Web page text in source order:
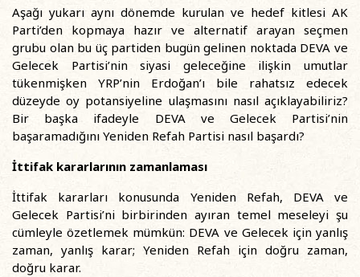
Aşağı yukarı aynı dönemde kurulan ve hedef kitlesi AK
Parti’den kopmaya hazır ve alternatif arayan seçmen
grubu olan bu üç partiden bugün gelinen noktada DEVA ve
Gelecek Partisi’nin siyasi geleceğine ilişkin umutlar
tükenmişken YRP’nin Erdoğan’ı bile rahatsız edecek
düzeyde oy potansiyeline ulaşmasını nasıl açıklayabiliriz?
Bir başka ifadeyle DEVA ve Gelecek Partisi’nin
başaramadığını Yeniden Refah Partisi nasıl başardı?
İttifak kararlarının zamanlaması
İttifak kararları konusunda Yeniden Refah, DEVA ve
Gelecek Partisi’ni birbirinden ayıran temel meseleyi şu
cümleyle özetlemek mümkün: DEVA ve Gelecek için yanlış
zaman, yanlış karar; Yeniden Refah için doğru zaman,
doğru karar.